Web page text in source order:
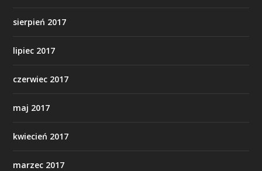
sierpień 2017
lipiec 2017
czerwiec 2017
maj 2017
kwiecień 2017
marzec 2017